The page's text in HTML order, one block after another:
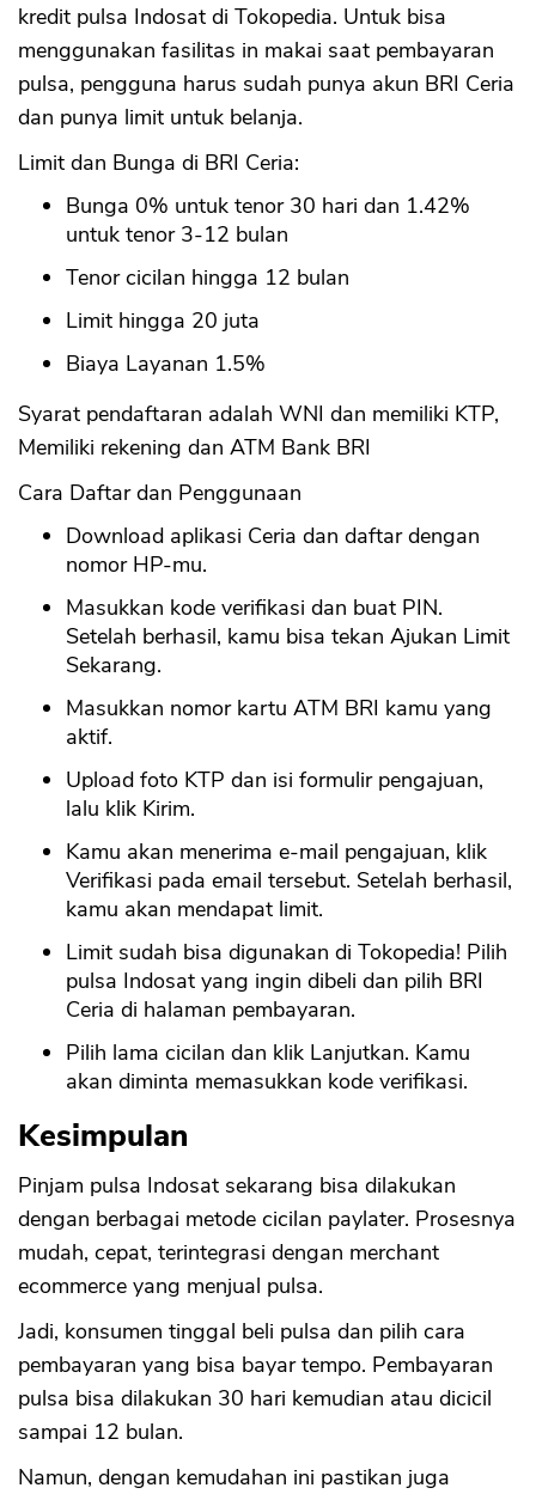
kredit pulsa Indosat di Tokopedia. Untuk bisa
menggunakan fasilitas in makai saat pembayaran
pulsa, pengguna harus sudah punya akun BRI Ceria
dan punya limit untuk belanja.
Limit dan Bunga di BRI Ceria:
Bunga 0% untuk tenor 30 hari dan 1.42%
untuk tenor 3-12 bulan
Tenor cicilan hingga 12 bulan
Limit hingga 20 juta
Biaya Layanan 1.5%
Syarat pendaftaran adalah WNI dan memiliki KTP,
Memiliki rekening dan ATM Bank BRI
Cara Daftar dan Penggunaan
Download aplikasi Ceria dan daftar dengan
nomor HP-mu.
Masukkan kode verifikasi dan buat PIN.
Setelah berhasil, kamu bisa tekan Ajukan Limit
Sekarang.
Masukkan nomor kartu ATM BRI kamu yang
aktif.
Upload foto KTP dan isi formulir pengajuan,
lalu klik Kirim.
Kamu akan menerima e-mail pengajuan, klik
Verifikasi pada email tersebut. Setelah berhasil,
kamu akan mendapat limit.
Limit sudah bisa digunakan di Tokopedia! Pilih
pulsa Indosat yang ingin dibeli dan pilih BRI
Ceria di halaman pembayaran.
Pilih lama cicilan dan klik Lanjutkan. Kamu
akan diminta memasukkan kode verifikasi.
Kesimpulan
Pinjam pulsa Indosat sekarang bisa dilakukan
dengan berbagai metode cicilan paylater. Prosesnya
mudah, cepat, terintegrasi dengan merchant
ecommerce yang menjual pulsa.
Jadi, konsumen tinggal beli pulsa dan pilih cara
pembayaran yang bisa bayar tempo. Pembayaran
pulsa bisa dilakukan 30 hari kemudian atau dicicil
sampai 12 bulan.
Namun, dengan kemudahan ini pastikan juga